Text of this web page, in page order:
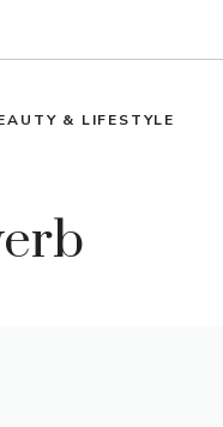
& LIFESTYLE